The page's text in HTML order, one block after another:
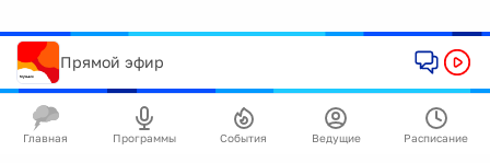
Прямой эфир
Главная Программы События Ведущие Расписание